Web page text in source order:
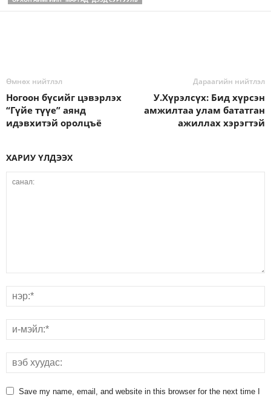
Өмнөх нийтлэл
Ногоон бүсийг цэвэрлэх
“Гүйе түүе” аянд
идэвхитэй оролцъё
Дараагийн нийтлэл
У.Хүрэлсүх: Бид хүрсэн
амжилтаа улам бататган
ажиллах хэрэгтэй
ХАРИУ ҮЛДЭЭХ
Save my name, email, and website in this browser for the next time I